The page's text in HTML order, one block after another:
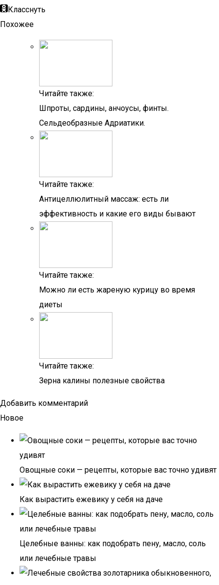
Класснуть
Похожее
Читайте также:
Шпроты, сардины, анчоусы, финты.
Сельдеобразные Адриатики.
Читайте также:
Антицеллюлитный массаж: есть ли
эффективность и какие его виды бывают
Читайте также:
Можно ли есть жареную курицу во время
диеты
Читайте также:
Зерна калины полезные свойства
Добавить комментарий
Новое
Овощные соки — рецепты, которые вас точно удивят
Как вырастить ежевику у себя на даче
Целебные ванны: как подобрать пену, масло, соль
или лечебные травы